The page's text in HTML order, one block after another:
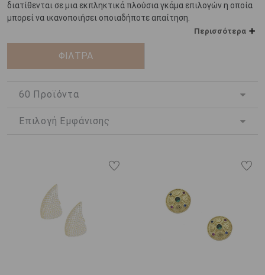
διατίθενται σε μια εκπληκτικά πλούσια γκάμα επιλογών η οποία
μπορεί να ικανοποιήσει οποιαδήποτε απαίτηση.
Το ασήμι είναι ένα μέταλλο εκπληκτικά διαχρονικό και
ανθεκτικό, και τακαρφωτά ασημένια σκουλαρίκια
μια υπέροχη επιλογή κοσμήματος για εμφανίσεις που διαρκούν
σκουλαρίκιααπό ασήμι
μπορούν να αποτελέσουν μια ξεχωριστή
περίσταση. Διακριτικά και κομψά, μπορούν να προσαρμοστούν
τόσο σε casual εμφανίσεις όσο και σε κάποιο βραδινό outfit,
πτυχή της καθημερινότητας τους.
ασημένια καρφωτά σκουλαρίκια
, αποτελούν μια εκπληκτική
ιδέα δώρου που κάθε γυναίκα, ανεξαρτήτως ηλικίας και στυλ, θα
λατρέψει.
Περισσότερα
ΦΙΛΤΡΑ